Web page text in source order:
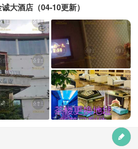
大酒店（04-10更新）